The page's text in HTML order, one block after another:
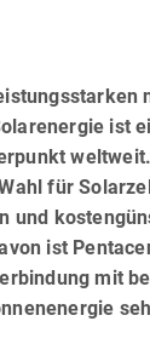
ist
für
und
ist
mit